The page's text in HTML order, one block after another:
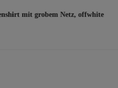
mit grobem Netz, offwhite